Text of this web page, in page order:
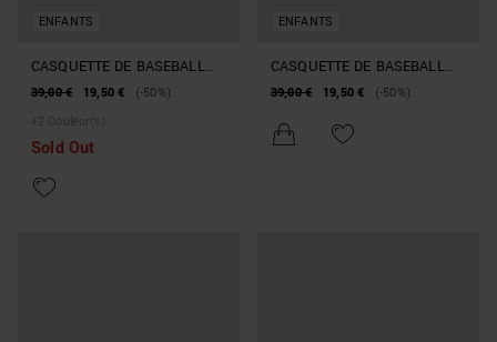
ENFANTS
CASQUETTE DE BASEBALL
EN POPLINE AVEC LOGO
39,00 € 19,50 €
(-50%)
+ 2 Couleur(s)
Sold Out
ENFANTS
CASQUETTE DE BASEBALL
EN POPLINE AVEC LOGO
39,00 € 19,50 € (-50%)